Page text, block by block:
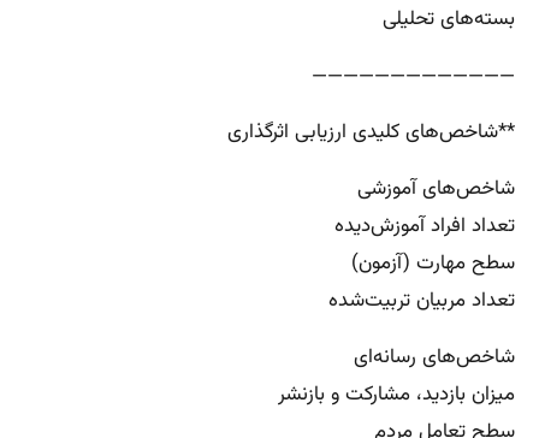
بسته‌های تحلیلی
—————————————
**شاخص‌های کلیدی ارزیابی اثرگذاری
شاخص‌های آموزشی
تعداد افراد آموزش‌دیده
سطح مهارت (آزمون)
تعداد مربیان تربیت‌شده
شاخص‌های رسانه‌ای
میزان بازدید، مشارکت و بازنشر